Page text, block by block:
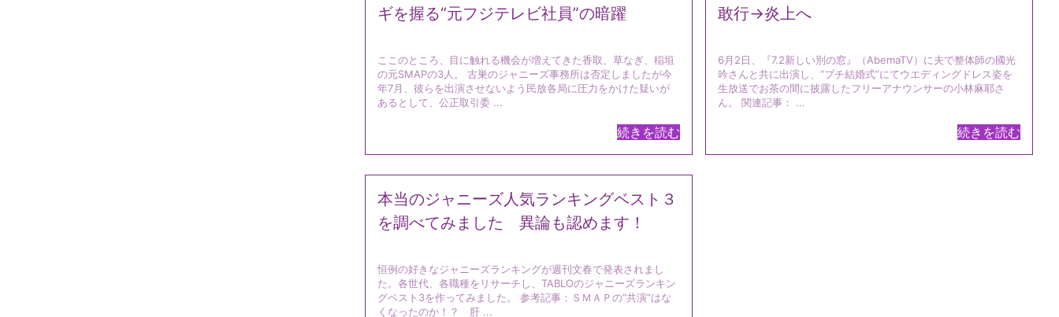
ギを握る“元フジテレビ社員”の暗躍
ここのところ、目に触れる機会が増えてきた香取、草なぎ、稲垣
の元SMAPの3人。 古巣のジャニーズ事務所は否定しましたが今
年7月、彼らを出演させないよう民放各局に圧力をかけた疑いが
あるとして、公正取引委 ...
続きを読む
敢行→炎上へ
6月2日、『7.2新しい別の窓』（AbemaTV）に夫で整体師の國光
吟さんと共に出演し、“プチ結婚式”にてウエディングドレス姿を
生放送でお茶の間に披露したフリーアナウンサーの小林麻耶さ
ん。 関連記事： ...
続きを読む
本当のジャニーズ人気ランキングベスト３
を調べてみました 異論も認めます！
恒例の好きなジャニーズランキングが週刊文春で発表されまし
た。各世代、各職種をリサーチし、TABLOのジャニーズランキン
グベスト3を作ってみました。 参考記事：ＳＭＡＰの“共演”はな
くなったのか！？ 肝 ...